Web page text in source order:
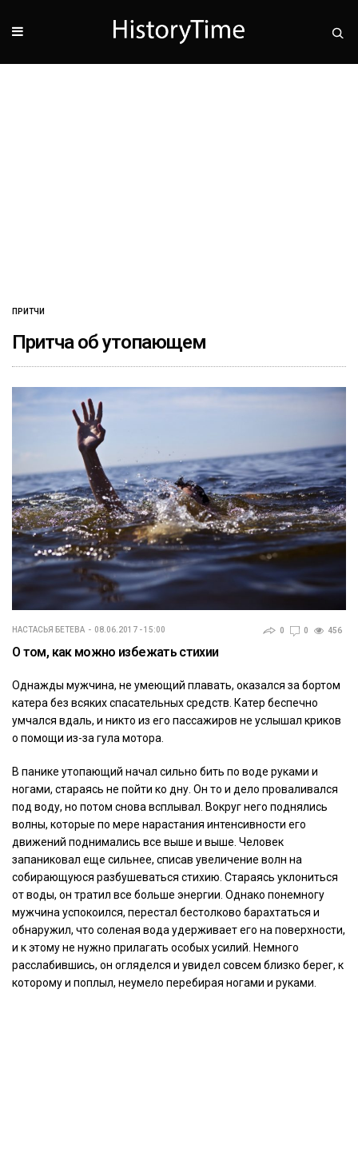
ПРИТЧИ
Притча об утопающем
НАСТАСЬЯ БЕТЕВА 08.06.2017 - 15:00 0 0 456
О том, как можно избежать стихии
Однажды мужчина, не умеющий плавать, оказался за бортом
катера без всяких спасательных средств. Катер беспечно
умчался вдаль, и никто из его пассажиров не услышал криков
о помощи из-за гула мотора.
В панике утопающий начал сильно бить по воде руками и
ногами, стараясь не пойти ко дну. Он то и дело проваливался
под воду, но потом снова всплывал. Вокруг него поднялись
волны, которые по мере нарастания интенсивности его
движений поднимались все выше и выше. Человек
запаниковал еще сильнее, списав увеличение волн на
собирающуюся разбушеваться стихию. Стараясь уклониться
от воды, он тратил все больше энергии. Однако понемногу
мужчина успокоился, перестал бестолково барахтаться и
обнаружил, что соленая вода удерживает его на поверхности,
и к этому не нужно прилагать особых усилий. Немного
расслабившись, он огляделся и увидел совсем близко берег, к
которому и поплыл, неумело перебирая ногами и руками.